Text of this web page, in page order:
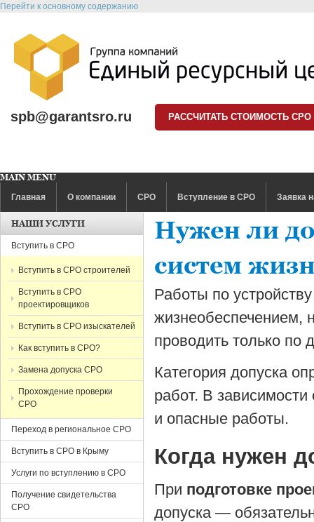
Перейти к основному содержанию
spb@garantsro.ru РАССЧИТАТЬ СТОИМОСТЬ СРО
MAIN MENU
Главная
О компании СРО Вступление в СРО Заявка
Нужен ли
систем
Работы по
жизнеобеспечением,
проводить только по
Категория допуска
работ. В
и опасные работы.
Когда нужен
При подготовке
допуска —
НАШИ УСЛУГИ
Вступить в СРО
Вступить в СРО строителей
Вступить в СРО
проектировщиков
Вступить в СРО изыскателей
Как вступить в СРО?
Замена допуска СРО
Прохождение проверки
СРО
Переход в региональное СРО
Вступить в СРО в Крыму
Услуги по вступлению в СРО
Получение свидетельства
СРО